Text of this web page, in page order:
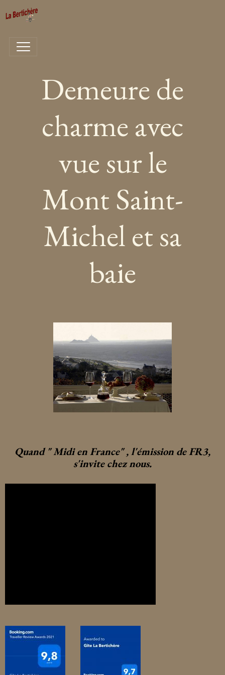
Demeure de
charme avec
vue sur le
Mont Saint-
Michel et sa
baie
Quand " Midi en France" , l'émission de FR3,
s'invite chez nous.